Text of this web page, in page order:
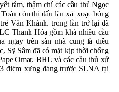
tâm, thậm chí các cầu thủ Ngọc
còn thi đấu lăn xả, xoạc bóng
Văn Khánh, trong lần trở lại đã
Thanh Hóa gồm khá nhiều cầu
ngay trên sân nhà cũng là điều
Sỹ Sâm đã có mặt kịp thời chống
Omar. BHL và các cầu thủ xứ
điểm xứng đáng trước SLNA tại